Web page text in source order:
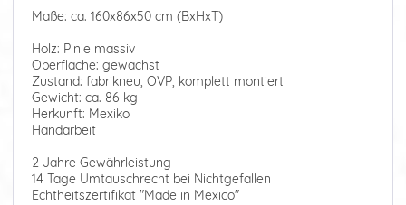
Maße: ca. 160x86x50 cm (BxHxT)
Holz: Pinie massiv
Oberfläche: gewachst
Zustand: fabrikneu, OVP, komplett montiert
Gewicht: ca. 86 kg
Herkunft: Mexiko
Handarbeit
2 Jahre Gewährleistung
14 Tage Umtauschrecht bei Nichtgefallen
Echtheitszertifikat "Made in Mexico"